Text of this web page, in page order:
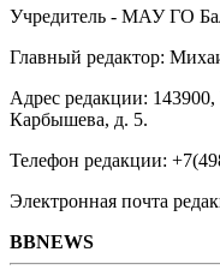
Учредитель - МАУ ГО
Главный редактор:
Адрес редакции: 143900,
Карбышева, д. 5.
Телефон редакции:
Электронная почта
BBNEWS